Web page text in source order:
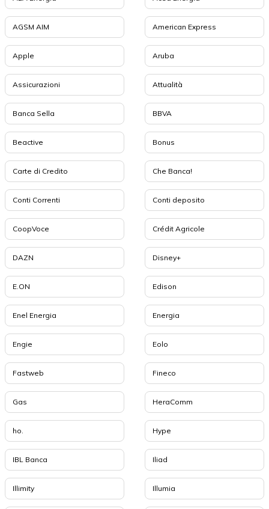
AGSM AIM American Express
Apple Aruba
Assicurazioni Attualità
Banca Sella BBVA
Beactive Bonus
Carte di Credito Che Banca!
Conti Correnti Conti deposito
CoopVoce Crédit Agricole
DAZN Disney+
E.ON Edison
Enel Energia Energia
Engie Eolo
Fastweb Fineco
Gas HeraComm
ho. Hype
IBL Banca Iliad
Illimity Illumia